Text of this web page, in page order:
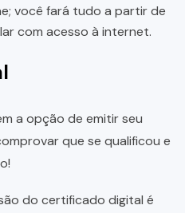
você fará tudo a partir de
com acesso à internet.
a opção de emitir seu
que se qualificou e
do certificado digital é